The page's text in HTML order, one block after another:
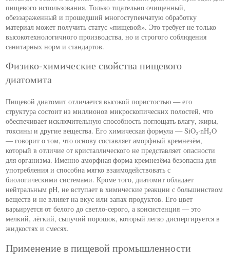
пищевого использования. Только тщательно очищенный,
обеззараженный и прошедший многоступенчатую обработку
материал может получить статус «пищевой». Это требует не только
высокотехнологичного производства, но и строгого соблюдения
санитарных норм и стандартов.
Физико-химические свойства пищевого
диатомита
Пищевой диатомит отличается высокой пористостью — его
структура состоит из миллионов микроскопических полостей, что
обеспечивает исключительную способность поглощать влагу, жиры,
токсины и другие вещества. Его химическая формула — SiO₂·nH₂O
— говорит о том, что основу составляет аморфный кремнезём,
который в отличие от кристаллического не представляет опасности
для организма. Именно аморфная форма кремнезёма безопасна для
употребления и способна мягко взаимодействовать с
биологическими системами. Кроме того, диатомит обладает
нейтральным pH, не вступает в химические реакции с большинством
веществ и не влияет на вкус или запах продуктов. Его цвет
варьируется от белого до светло-серого, а консистенция — это
мелкий, лёгкий, сыпучий порошок, который легко диспергируется в
жидкостях и смесях.
Применение в пищевой промышленности